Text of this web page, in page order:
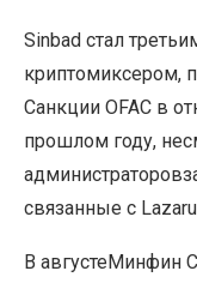
Sinbad стал
криптомиксером,
Санкции OFAC в
прошлом году,
связанные с
В августеМинфин